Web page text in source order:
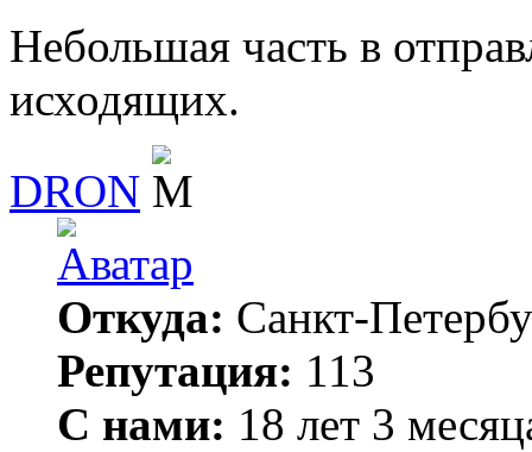
Небольшая часть в
исходящих.
DRON
Откуда: Санкт-
Репутация: 113
С нами: 18 лет 3